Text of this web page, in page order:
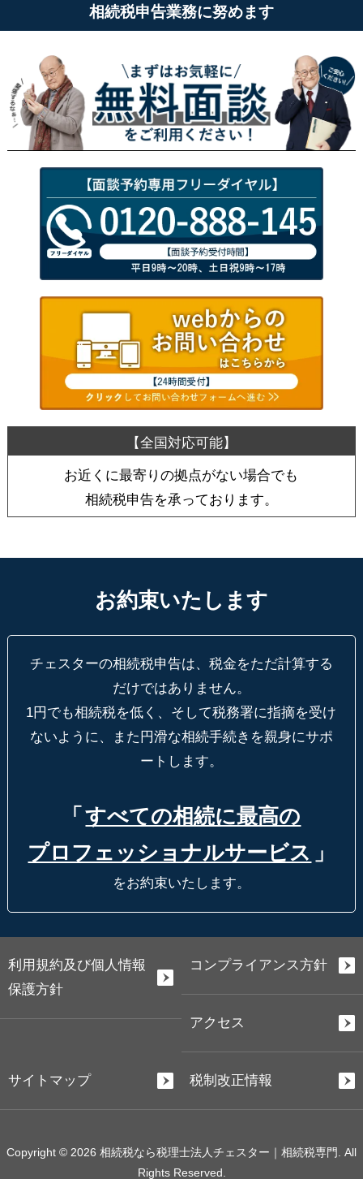
相続税申告業務に努めます
お近くに最寄りの拠点がない場合でも
相続税申告を承っております。
お約束いたします
チェスターの相続税申告は、税金をただ計算する
だけではありません。
1円でも相続税を低く、そして税務署に指摘を受け
ないように、
また円滑な相続手続きを親身にサポ
ートします。
「 すべての相続に最高の
プロフェッショナルサービス 」
をお約束いたします。
利用規約及び個人情報
保護方針
コンプライアンス方針
アクセス
サイトマップ 税制改正情報
Copyright © 2026 相続税なら税理士法人チェスター｜相続税専門. All
Rights Reserved.